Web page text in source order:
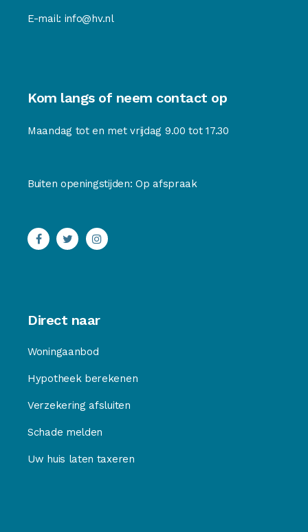
E-mail: info@hv.nl
Kom langs of neem contact op
Maandag tot en met vrijdag 9.00 tot 17.30
Buiten openingstijden: Op afspraak
Direct naar
Woningaanbod
Hypotheek berekenen
Verzekering afsluiten
Schade melden
Uw huis laten taxeren